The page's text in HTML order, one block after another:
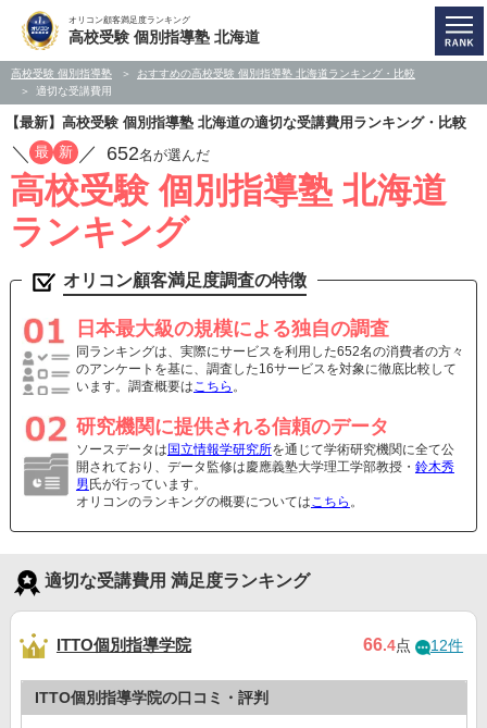
オリコン顧客満足度ランキング
高校受験 個別指導塾 北海道
高校受験 個別指導塾
おすすめの高校受験 個別指導塾 北海道ランキング・比較
適切な受講費用
【最新】高校受験 個別指導塾 北海道の適切な受講費用ランキング・比較
／ 最 新 ／ 652名が選んだ
高校受験 個別指導塾 北海道
ランキング
オリコン顧客満足度調査の特徴
日本最大級の規模による独自の調査
同ランキングは、実際にサービスを利用した652名の消費者の方々
のアンケートを基に、調査した16サービスを対象に徹底比較して
います。調査概要はこちら 。
研究機関に提供される信頼のデータ
ソースデータは 国立情報学研究所を通じて学術研究機関に全て公
開されており、データ監修は慶應義塾大学理工学部教授・ 鈴木秀
男 氏が行っています。
オリコンのランキングの概要についてはこちら 。
適切な受講費用 満足度ランキング
ITTO個別指導学院 66.4点 12件
ITTO個別指導学院の口コミ・評判